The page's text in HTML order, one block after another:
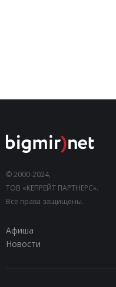
© 2000-2024,
ТОВ «КЕПРЕЙТ ПАРТНЕРС».
Все права защищены.
Афиша
Новости